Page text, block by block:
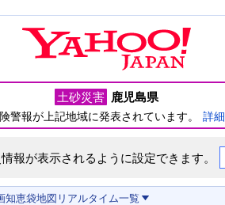
土砂災害 鹿児島県
警報が上記地域に発表されています。 詳細
報が表示されるように設定できます。
知恵袋地図 リアルタイム一覧